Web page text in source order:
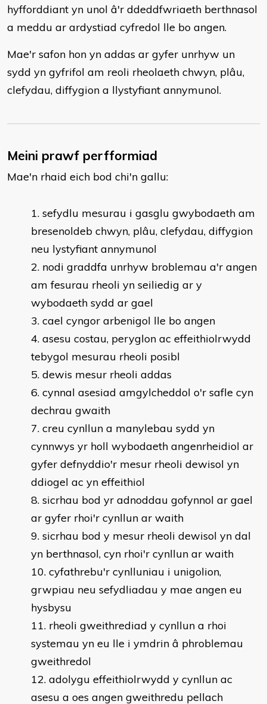
hyfforddiant yn unol â'r ddeddfwriaeth berthnasol
a meddu ar ardystiad cyfredol lle bo angen.
Mae'r safon hon yn addas ar gyfer unrhyw un
sydd yn gyfrifol am reoli rheolaeth chwyn, plâu,
clefydau, diffygion a llystyfiant annymunol.
Meini prawf perfformiad
Mae'n rhaid eich bod chi'n gallu:
sefydlu mesurau i gasglu gwybodaeth am
bresenoldeb chwyn, plâu, clefydau, diffygion
neu lystyfiant annymunol
nodi graddfa unrhyw broblemau a'r angen
am fesurau rheoli yn seiliedig ar y
wybodaeth sydd ar gael
cael cyngor arbenigol lle bo angen
asesu costau, peryglon ac effeithiolrwydd
tebygol mesurau rheoli posibl
dewis mesur rheoli addas
cynnal asesiad amgylcheddol o'r safle cyn
dechrau gwaith
creu cynllun a manylebau sydd yn
cynnwys yr holl wybodaeth angenrheidiol ar
gyfer defnyddio'r mesur rheoli dewisol yn
ddiogel ac yn effeithiol
sicrhau bod yr adnoddau gofynnol ar gael
ar gyfer rhoi'r cynllun ar waith
sicrhau bod y mesur rheoli dewisol yn dal
yn berthnasol, cyn rhoi'r cynllun ar waith
cyfathrebu'r cynlluniau i unigolion,
grwpiau neu sefydliadau y mae angen eu
hysbysu
rheoli gweithrediad y cynllun a rhoi
systemau yn eu lle i ymdrin â phroblemau
gweithredol
adolygu effeithiolrwydd y cynllun ac
asesu a oes angen gweithredu pellach